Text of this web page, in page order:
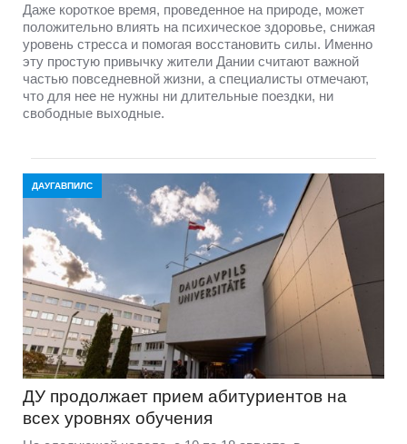
Даже короткое время, проведенное на природе, может
положительно влиять на психическое здоровье, снижая
уровень стресса и помогая восстановить силы. Именно
эту простую привычку жители Дании считают важной
частью повседневной жизни, а специалисты отмечают,
что для нее не нужны ни длительные поездки, ни
свободные выходные.
ДАУГАВПИЛС
ДУ продолжает прием абитуриентов на
всех уровнях обучения